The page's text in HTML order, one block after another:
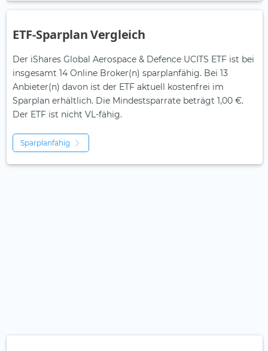
ETF-Sparplan Vergleich
Der iShares Global Aerospace & Defence UCITS ETF ist bei
insgesamt 14 Online Broker(n) sparplanfähig. Bei 13
Anbieter(n) davon ist der ETF aktuell kostenfrei im
Sparplan erhältlich. Die Mindestsparrate beträgt 1,00 €.
Der ETF ist nicht VL-fähig.
Sparplanfähig